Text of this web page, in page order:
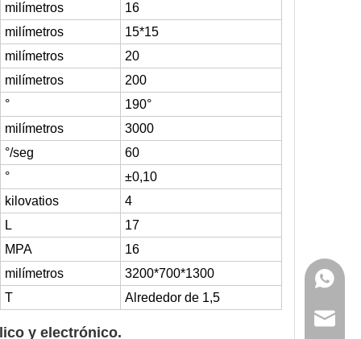
milímetros
16
milímetros
15*15
milímetros
20
milímetros
200
°
190°
milímetros
3000
°/seg
60
°
±0,10
kilovatios
4
L
17
MPA
16
milímetros
3200*700*1300
T Alrededor de 1,5
y electrónico.
+86